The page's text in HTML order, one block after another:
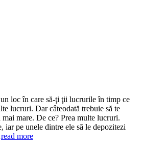
un loc în care să-ţi ţii lucrurile în timp ce
lucruri. Dar câteodată trebuie să te
mare. De ce? Prea multe lucruri.
iar pe unele dintre ele să le depozitezi
read more